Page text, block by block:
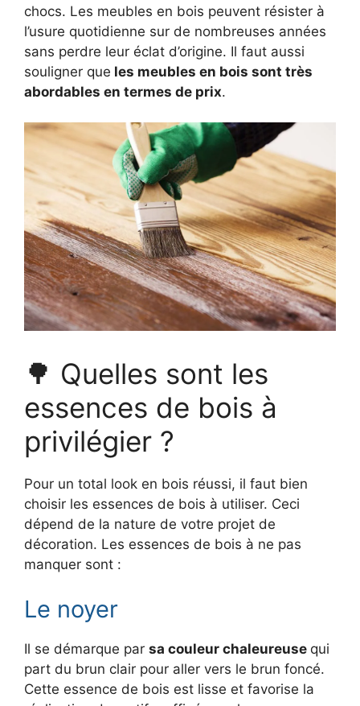
chocs. Les meubles en bois peuvent résister à
l’usure quotidienne sur de nombreuses années
sans perdre leur éclat d’origine. Il faut aussi
souligner que les meubles en bois sont très
abordables en termes de prix.
🌳 Quelles sont les
essences de bois à
privilégier ?
Pour un total look en bois réussi, il faut bien
choisir les essences de bois à utiliser. Ceci
dépend de la nature de votre projet de
décoration. Les essences de bois à ne pas
manquer sont :
Le noyer
Il se démarque par sa couleur chaleureuse qui
part du brun clair pour aller vers le brun foncé.
Cette essence de bois est lisse et favorise la